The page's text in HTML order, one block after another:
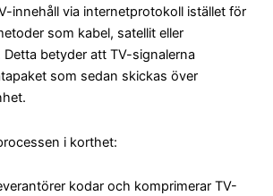
innehåll via internetprotokoll istället för
som kabel, satellit eller
Detta betyder att TV-signalerna
som sedan skickas över
i korthet:
kodar och komprimerar TV-